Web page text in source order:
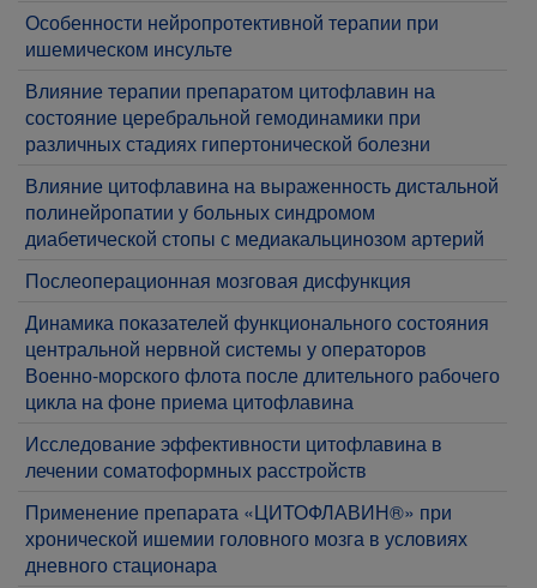
Особенности нейропротективной терапии при
ишемическом инсульте
Влияние терапии препаратом цитофлавин на
состояние церебральной гемодинамики при
различных стадиях гипертонической болезни
Влияние цитофлавина на выраженность дистальной
полинейропатии у больных синдромом
диабетической стопы с медиакальцинозом артерий
Послеоперационная мозговая дисфункция
Динамика показателей функционального состояния
центральной нервной системы у операторов
Военно-морского флота после длительного рабочего
цикла на фоне приема цитофлавина
Исследование эффективности цитофлавина в
лечении соматоформных расстройств
Применение препарата «ЦИТОФЛАВИН®» при
хронической ишемии головного мозга в условиях
дневного стационара